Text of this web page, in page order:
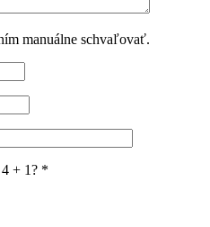
manuálne schvaľovať.
+ 1? *